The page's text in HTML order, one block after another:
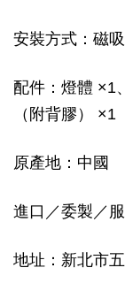
安裝方式：磁
配件：燈體 ×1
（附背膠） ×1
原產地：中國
進口／委製／
地址：新北市